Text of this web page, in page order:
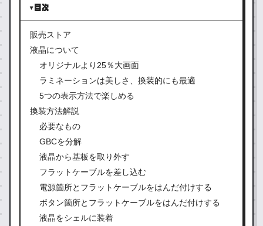
目次
販売ストア
液晶について
オリジナルより25％大画面
ラミネーションは美しさ、換装的にも最適
5つの表示方法で楽しめる
換装方法解説
必要なもの
GBCを分解
液晶から基板を取り外す
フラットケーブルを差し込む
電源箇所とフラットケーブルをはんだ付けする
ボタン箇所とフラットケーブルをはんだ付けする
液晶をシェルに装着